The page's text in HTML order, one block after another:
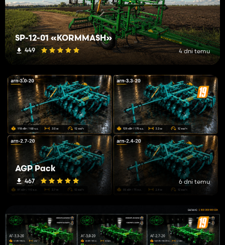
SP-12-01 «KORMMASH»
449 4 dni temu
AGP Pack
467 6 dni temu